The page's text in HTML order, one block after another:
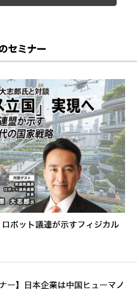
セミナー
ボット議連が示すフィジカル
ナー】日本企業は中国ヒューマノ